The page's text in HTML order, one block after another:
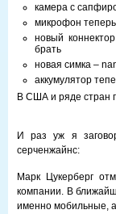
камера с
микрофон
новый
брать
новая симка –
аккумулятор
В США и ряде стран
И раз уж я
серченжайнс:
Марк Цукерберг
компании. В
именно мобильные,